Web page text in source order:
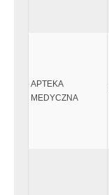
APTEKA
MEDYCZNA